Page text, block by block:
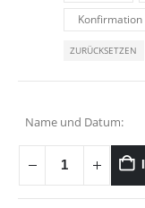
Konfirmation
ZURÜCKSETZEN
Name und Datum: